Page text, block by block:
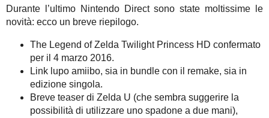
Durante l’ultimo Nintendo Direct sono state moltissime le
novità: ecco un breve riepilogo.
The Legend of Zelda Twilight Princess HD confermato
per il 4 marzo 2016.
Link lupo amiibo, sia in bundle con il remake, sia in
edizione singola.
Breve teaser di Zelda U (che sembra suggerire la
possibilità di utilizzare uno spadone a due mani),